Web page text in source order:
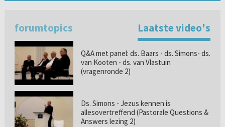
forumtopics Laatste video's
Q&A met panel: ds. Baars - ds. Simons- ds.
van Kooten - ds. van Vlastuin
(vragenronde 2)
Ds. Simons - Jezus kennen is
allesovertreffend (Pastorale Questions &
Answers lezing 2)